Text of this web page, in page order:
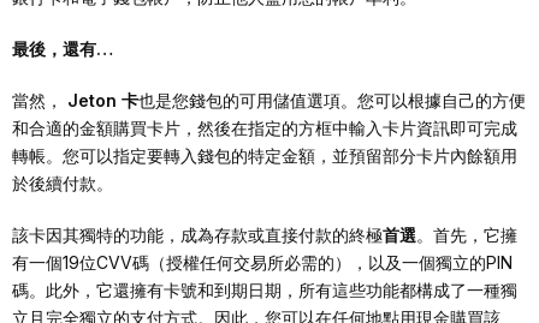
最後，還有…
當然， Jeton 卡也是您錢包的可用儲值選項。您可以根據自己的方便
和合適的金額購買卡片，然後在指定的方框中輸入卡片資訊即可完成
轉帳。您可以指定要轉入錢包的特定金額，並預留部分卡片內餘額用
於後續付款。
該卡因其獨特的功能，成為存款或直接付款的終極首選。首先，它擁
有一個19位CVV碼（授權任何交易所必需的），以及一個獨立的PIN
碼。此外，它還擁有卡號和到期日期，所有這些功能都構成了一種獨
立且完全獨立的支付方式。因此，您可以在任何地點用現金購買該